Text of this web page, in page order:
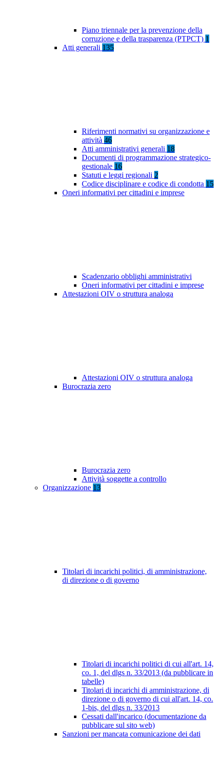
Piano triennale per la prevenzione della
corruzione e della trasparenza (PTPCT) 1
Atti generali 135
Riferimenti normativi su organizzazione e
attività 46
Atti amministrativi generali 18
Documenti di programmazione strategico-
gestionale 16
Statuti e leggi regionali 2
Codice disciplinare e codice di condotta 15
Oneri informativi per cittadini e imprese
Scadenzario obblighi amministrativi
Oneri informativi per cittadini e imprese
Attestazioni OIV o struttura analoga
Attestazioni OIV o struttura analoga
Burocrazia zero
Burocrazia zero
Attività soggette a controllo
Organizzazione 13
Titolari di incarichi politici, di amministrazione,
di direzione o di governo
Titolari di incarichi politici di cui all'art. 14,
co. 1, del dlgs n. 33/2013 (da pubblicare in
tabelle)
Titolari di incarichi di amministrazione, di
direzione o di governo di cui all'art. 14, co.
1-bis, del dlgs n. 33/2013
Cessati dall'incarico (documentazione da
pubblicare sul sito web)
Sanzioni per mancata comunicazione dei dati